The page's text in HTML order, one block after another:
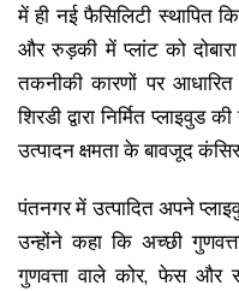
में ही नई फैसिलिटी स्थापित
और रुड़की में प्लांट को
तकनीकी कारणों पर
शिरडी द्वारा निर्मित प्लाइवुड
उत्पादन क्षमता के बावजूद
पंतनगर में उत्पादित अपने
उन्होंने कहा कि अच्छी
गुणवत्ता वाले कोर, फेस और